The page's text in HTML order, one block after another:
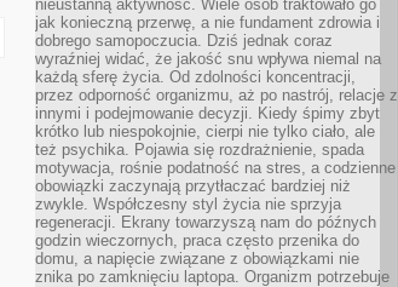
nieustanną aktywność. Wiele osób traktowało go
jak konieczną przerwę, a nie fundament zdrowia i
dobrego samopoczucia. Dziś jednak coraz
wyraźniej widać, że jakość snu wpływa niemal na
każdą sferę życia. Od zdolności koncentracji,
przez odporność organizmu, aż po nastrój, relacje z
innymi i podejmowanie decyzji. Kiedy śpimy zbyt
krótko lub niespokojnie, cierpi nie tylko ciało, ale
też psychika. Pojawia się rozdrażnienie, spada
motywacja, rośnie podatność na stres, a codzienne
obowiązki zaczynają przytłaczać bardziej niż
zwykle. Współczesny styl życia nie sprzyja
regeneracji. Ekrany towarzyszą nam do późnych
godzin wieczornych, praca często przenika do
domu, a napięcie związane z obowiązkami nie
znika po zamknięciu laptopa. Organizm potrzebuje